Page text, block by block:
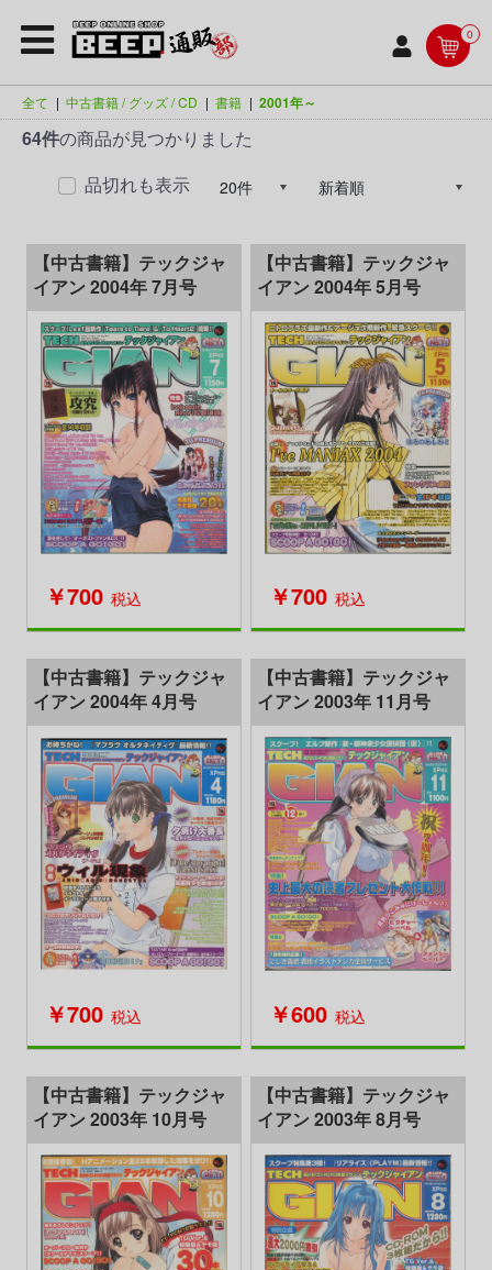
0
全て | 中古書籍 / グッズ / CD | 書籍 | 2001年～
64件の商品が見つかりました
品切れも表示
【中古書籍】テックジャ
イアン 2004年 7月号
￥700 税込
【中古書籍】テックジャ
イアン 2004年 5月号
￥700 税込
【中古書籍】テックジャ
イアン 2004年 4月号
￥700 税込
【中古書籍】テックジャ
イアン 2003年 11月号
￥600 税込
【中古書籍】テックジャ
イアン 2003年 10月号
【中古書籍】テックジャ
イアン 2003年 8月号